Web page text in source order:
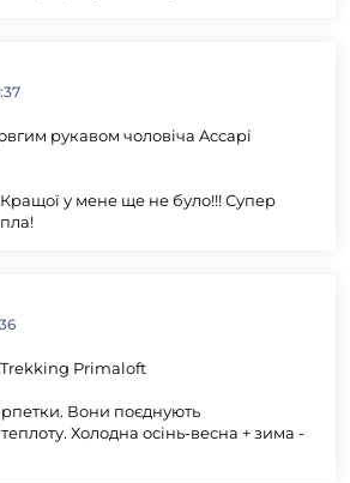
рукавом чоловіча Accapi
у мене ще не було!!! Супер
Primaloft
Вони поєднують
Холодна осінь-весна + зима -